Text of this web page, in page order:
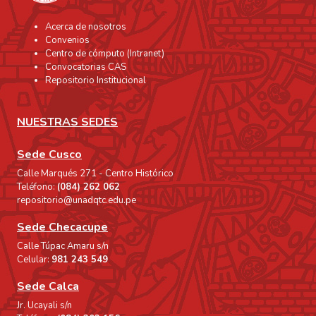
desde la semiología y la estética las obras
de arte, que se resume en un discurso crítico
que describe e interpreta cada obra
estética. Analiza también el conjunto de
obras, a través de la descripción e
interpretación de los paradigmas semióticos
o categorizadores así como la relación que
existe entre categorías que dialogan con el
espectador y ayuda a entender el mensaje
de la obra. Se aprecia cómo la investigadora
construye la idea, para representar y
abordar el problema con la creación de
cuadros al óleo, dando así el mensaje que
sensibilice al público en la exposición de
grado. La representación de las pinturas que
muestra retratos idealizados de artistas
pintoras que marcaron historia en el arte,
tiene como propósito que el público
Acerca de nosotros
Convenios
Centro de cómputo (Intranet)
Convocatorias CAS
Repositorio Institucional
NUESTRAS SEDES
Sede Cusco
Calle Marqués 271 - Centro Histórico
Teléfono:(084) 262 062
repositorio@unadqtc.edu.pe
Sede Checacupe
Calle Túpac Amaru s/n
Celular: 981 243 549
Sede Calca
Jr. Ucayali s/n